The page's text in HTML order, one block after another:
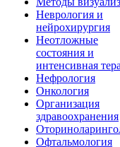
Неврология и
нейрохирургия
Неотложные
состояния и
интенсивная
Нефрология
Онкология
Организация
здравоохранения
Офтальмология